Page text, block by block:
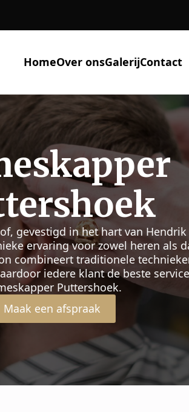
HomeOver onsGalerijContact
Ido
draait het om meer dan alleen
& Shaves zorgen ze voor een
contouren tot luxe
wordt met precisie uitgevoerd.
Maak een afspraak